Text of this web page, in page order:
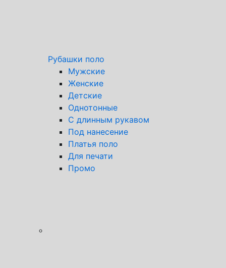
Рубашки поло
Мужские
Женские
Детские
Однотонные
С длинным рукавом
Под нанесение
Платья поло
Для печати
Промо